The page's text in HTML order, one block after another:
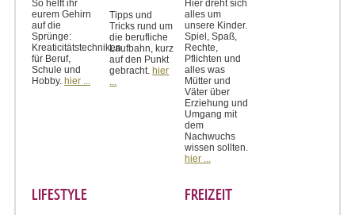
So helft ihr
eurem Gehirn
auf die
Sprünge:
Kreaticitätstechniken
für Beruf,
Schule und
Hobby. hier ...
Tipps und
Tricks rund um
die berufliche
Laufbahn, kurz
auf den Punkt
gebracht. hier
...
Hier dreht sich
alles um
unsere Kinder.
Spiel, Spaß,
Rechte,
Pflichten und
alles was
Mütter und
Väter über
Erziehung und
Umgang mit
dem
Nachwuchs
wissen sollten.
hier ...
LIFESTYLE FREIZEIT